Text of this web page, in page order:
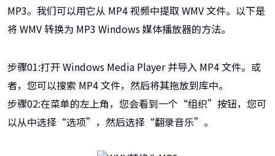
MP3。我们可以用它从 MP4 视频中提取 WMV 文件。以下是
将 WMV 转换为 MP3 Windows 媒体播放器的方法。
步骤01:打开 Windows Media Player 并导入 MP4 文件。或
者，您可以搜索 MP4 文件，然后将其拖放到库中。
步骤02:在菜单的左上角，您会看到一个“组织”按钮，您可
以从中选择“选项”，然后选择“翻录音乐”。